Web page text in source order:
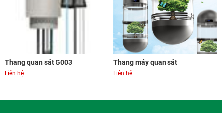
Thang máy quan sát Thang quan sát